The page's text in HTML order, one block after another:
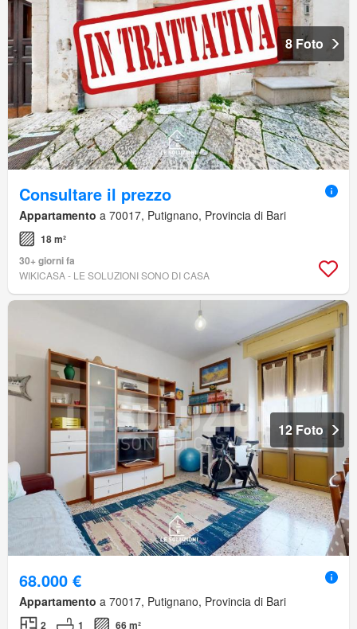
8 Foto
Consultare il prezzo
Appartamento a 70017, Putignano, Provincia di Bari
18 m²
30+ giorni fa
WIKICASA - LE SOLUZIONI SONO DI CASA
12 Foto
68.000 €
Appartamento a 70017, Putignano, Provincia di Bari
2 1 66 m²